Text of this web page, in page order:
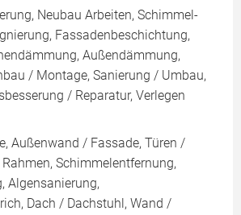
Neubau Arbeiten, Schimmel-
Fassadenbeschichtung,
Außendämmung,
/ Montage, Sanierung / Umbau,
/ Reparatur, Verlegen
Außenwand / Fassade, Türen /
Schimmelentfernung,
Algensanierung,
Dach / Dachstuhl, Wand /